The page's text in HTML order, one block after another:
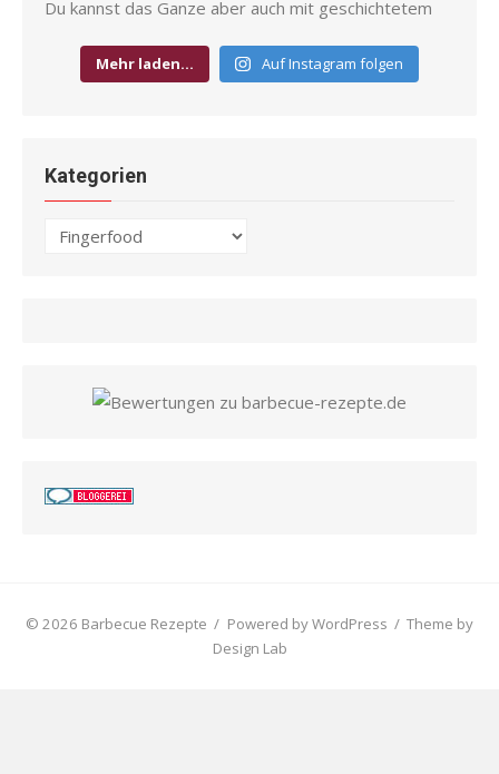
Mehr laden… Auf Instagram folgen
Kategorien
Kategorien
© 2026 Barbecue Rezepte / Powered by WordPress / Theme by
Design Lab